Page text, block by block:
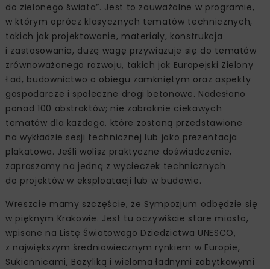
do zielonego świata”. Jest to zauważalne w programie,
w którym oprócz klasycznych tematów technicznych,
takich jak projektowanie, materiały, konstrukcja
i zastosowania, dużą wagę przywiązuje się do tematów
zrównoważonego rozwoju, takich jak Europejski Zielony
Ład, budownictwo o obiegu zamkniętym oraz aspekty
gospodarcze i społeczne drogi betonowe. Nadesłano
ponad 100 abstraktów; nie zabraknie ciekawych
tematów dla każdego, które zostaną przedstawione
na wykładzie sesji technicznej lub jako prezentacja
plakatowa. Jeśli wolisz praktyczne doświadczenie,
zapraszamy na jedną z wycieczek technicznych
do projektów w eksploatacji lub w budowie.
Wreszcie mamy szczęście, że Sympozjum odbędzie się
w pięknym Krakowie. Jest tu oczywiście stare miasto,
wpisane na Listę Światowego Dziedzictwa UNESCO,
z największym średniowiecznym rynkiem w Europie,
Sukiennicami, Bazyliką i wieloma ładnymi zabytkowymi